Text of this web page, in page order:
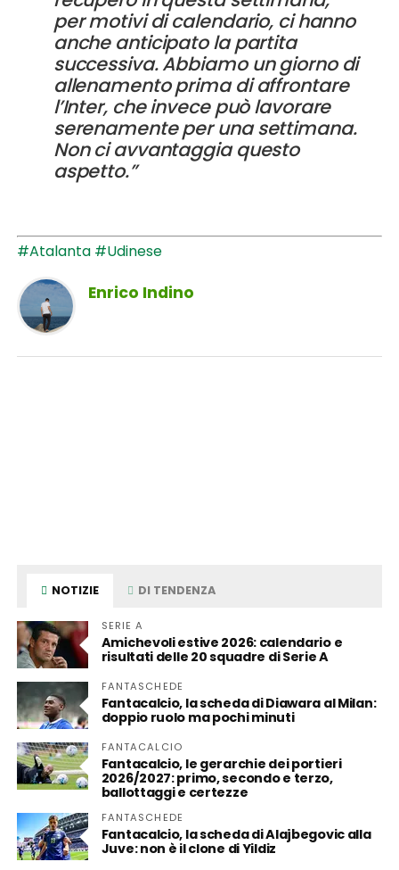
per motivi di calendario, ci hanno
anche anticipato la partita
successiva. Abbiamo un giorno di
allenamento prima di affrontare
l’Inter, che invece può lavorare
serenamente per una settimana.
Non ci avvantaggia questo
aspetto.”
#Atalanta #Udinese
Enrico Indino
NOTIZIE DI TENDENZA
SERIE A
Amichevoli estive 2026: calendario e
risultati delle 20 squadre di Serie A
FANTASCHEDE
Fantacalcio, la scheda di Diawara al Milan:
doppio ruolo ma pochi minuti
FANTACALCIO
Fantacalcio, le gerarchie dei portieri
2026/2027: primo, secondo e terzo,
ballottaggi e certezze
FANTASCHEDE
Fantacalcio, la scheda di Alajbegovic alla
Juve: non è il clone di Yildiz